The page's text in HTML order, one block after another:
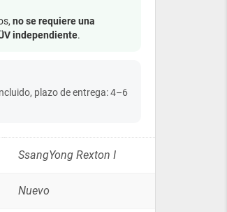
SsangYong
Rexton
I
no se requiere una
independiente.
plazo de entrega: 4–6
SsangYong Rexton I
Nuevo